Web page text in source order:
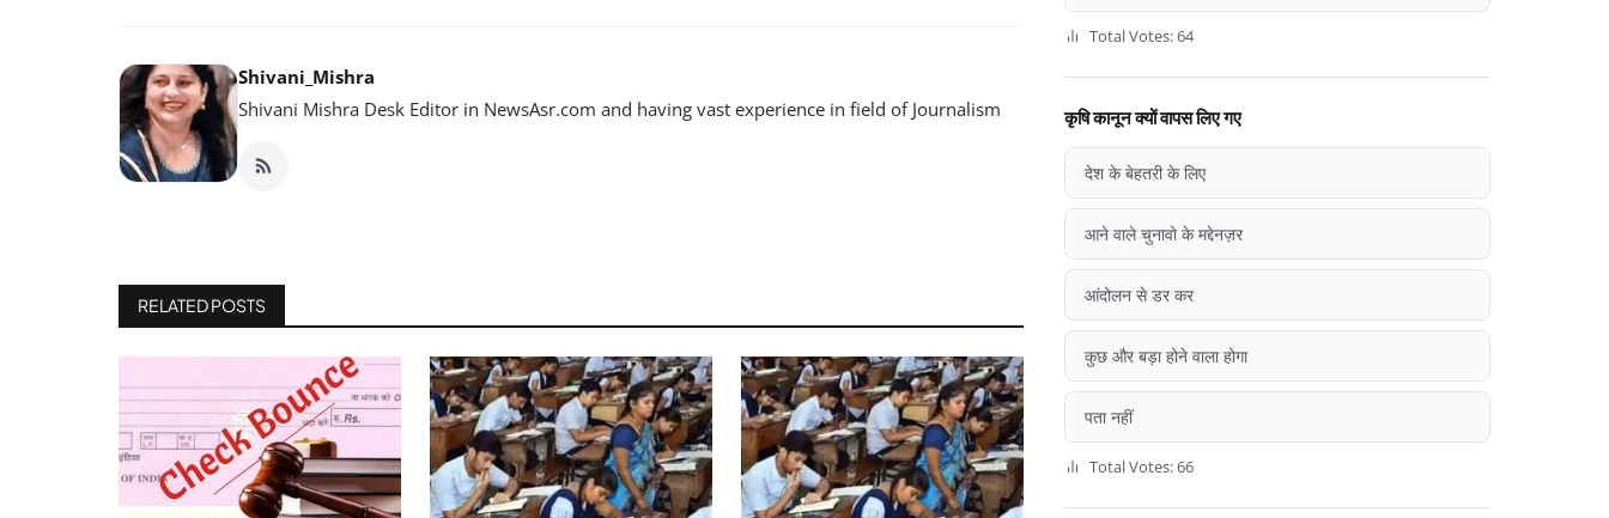
Shivani_Mishra
Shivani Mishra Desk Editor in NewsAsr.com and having vast experience in field of Journalism
RELATED POSTS
Total Votes: 64
कृषि कानून क्यों वापस लिए गए
देश के बेहतरी के लिए
आने वाले चुनावो के मद्देनज़र
आंदोलन से डर कर
कुछ और बड़ा होने वाला होगा
पता नहीं
Total Votes: 66